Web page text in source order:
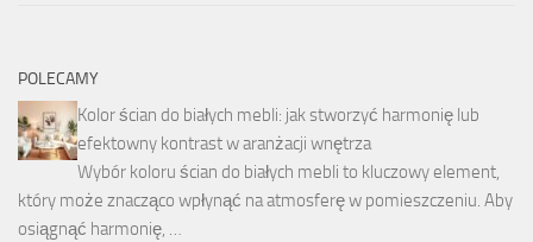
POLECAMY
Kolor ścian do białych mebli: jak stworzyć harmonię lub
efektowny kontrast w aranżacji wnętrza
Wybór koloru ścian do białych mebli to kluczowy element,
który może znacząco wpłynąć na atmosferę w pomieszczeniu. Aby
osiągnąć harmonię, …